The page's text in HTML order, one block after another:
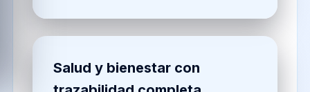
Salud y bienestar con